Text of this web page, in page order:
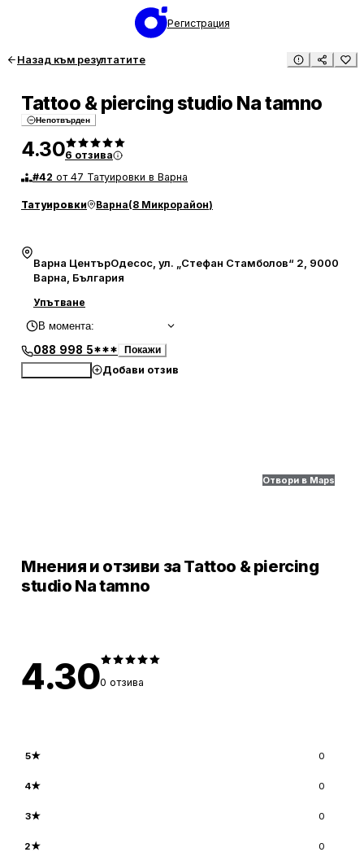
Регистрация
Назад към резултатите
Tattoo & piercing studio Na tamno
Непотвърден
4.306 отзива
#42 от 47 Татуировки в Варна
Татуировки Варна(8 Микрорайон)
Варна ЦентърОдесос, ул. „Стефан Стамболов“ 2, 9000
Варна, България
Упътване
В момента:
088 998 5*** Покажи
Добави отзив
Отвори в Maps
Мнения и отзиви за Tattoo & piercing
studio Na tamno
4.300 отзива
5★ 0
4★ 0
3★ 0
2★ 0